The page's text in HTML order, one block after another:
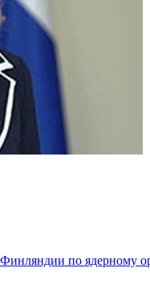
по ядерному